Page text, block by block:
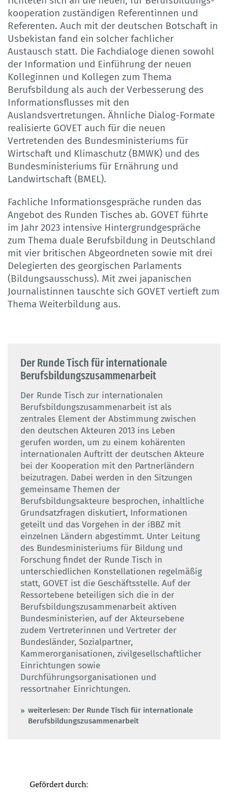
kooperation zuständigen Referentinnen und
Referenten. Auch mit der deutschen Botschaft in
Usbekistan fand ein solcher fachlicher
Austausch statt. Die Fachdialoge dienen sowohl
der Infor­mation und Einführung der neuen
Kolleginnen und Kollegen zum Thema
Berufsbildung als auch der Verbesserung des
Informationsflusses mit den
Auslandsvertretungen. Ähnliche Dialog-Formate
realisierte GOVET auch für die neuen
Vertretenden des Bundesministeriums für
Wirtschaft und Klimaschutz (BMWK) und des
Bundesministeriums für Ernährung und
Landwirtschaft (BMEL).
Fachliche Informationsgespräche runden das
Angebot des Runden Tisches ab. GOVET führte
im Jahr 2023 intensive Hintergrundgespräche
zum Thema duale Berufsbildung in Deutschland
mit vier britischen Abgeordneten sowie mit drei
Delegierten des georgischen Parlaments
(Bildungsausschuss). Mit zwei japanischen
Journalistinnen tauschte sich GOVET vertieft zum
Thema Weiterbildung aus.
Der Runde Tisch für internationale
Berufsbildungszusammenarbeit
Der Runde Tisch zur internationalen
Berufsbildungszusammenarbeit ist als
zentrales Element der Abstimmung zwischen
den deutschen Akteuren 2013 ins Leben
gerufen worden, um zu einem kohärenten
internationalen Auftritt der deutschen Akteure
bei der Kooperation mit den Partnerländern
beizutragen. Dabei werden in den Sitzungen
gemeinsame Themen der
Berufsbildungsakteure besprochen, inhaltliche
Grundsatzfragen diskutiert, Informationen
geteilt und das Vorgehen in der iBBZ mit
einzelnen Ländern abgestimmt. Unter Leitung
des Bundesministeriums für Bildung und
Forschung findet der Runde Tisch in
unterschiedlichen Konstellationen regelmäßig
statt, GOVET ist die Geschäftsstelle. Auf der
Ressortebene beteiligen sich die in der
Berufsbildungs­zusammenarbeit aktiven
Bundesministerien, auf der Akteursebene
zudem Vertreterinnen und Vertreter der
Bundesländer, Sozialpartner,
Kammerorganisationen, zivilgesellschaftlicher
Einrichtungen sowie
Durchführungsorganisationen und
ressortnaher Einrichtungen.
weiterlesen: Der Runde Tisch für internationale
Berufsbildungszusammenarbeit